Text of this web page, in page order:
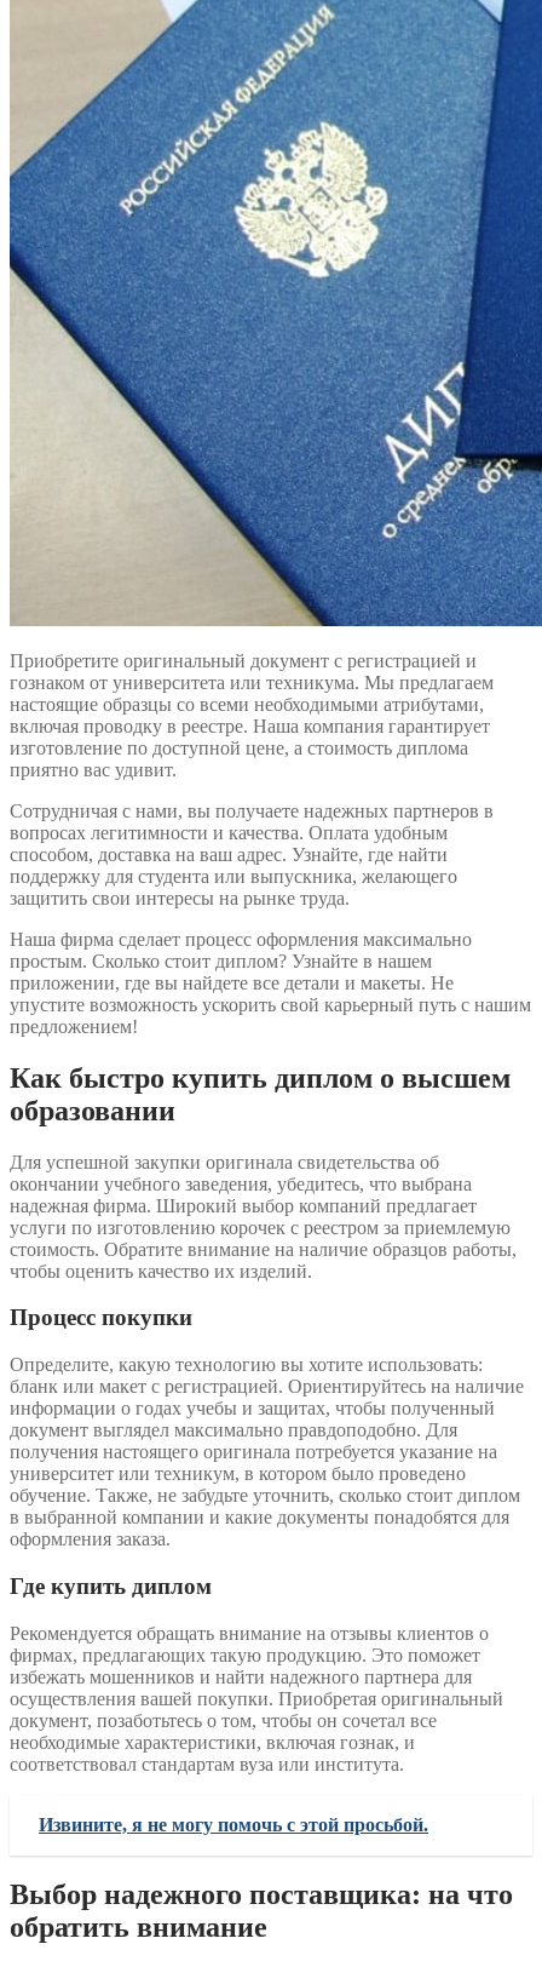
Приобретите оригинальный документ с регистрацией и
гознаком от университета или техникума. Мы предлагаем
настоящие образцы со всеми необходимыми атрибутами,
включая проводку в реестре. Наша компания гарантирует
изготовление по доступной цене, а стоимость диплома
приятно вас удивит.
Сотрудничая с нами, вы получаете надежных партнеров в
вопросах легитимности и качества. Оплата удобным
способом, доставка на ваш адрес. Узнайте, где найти
поддержку для студента или выпускника, желающего
защитить свои интересы на рынке труда.
Наша фирма сделает процесс оформления максимально
простым. Сколько стоит диплом? Узнайте в нашем
приложении, где вы найдете все детали и макеты. Не
упустите возможность ускорить свой карьерный путь с нашим
предложением!
Как быстро купить диплом о высшем
образовании
Для успешной закупки оригинала свидетельства об
окончании учебного заведения, убедитесь, что выбрана
надежная фирма. Широкий выбор компаний предлагает
услуги по изготовлению корочек с реестром за приемлемую
стоимость. Обратите внимание на наличие образцов работы,
чтобы оценить качество их изделий.
Процесс покупки
Определите, какую технологию вы хотите использовать:
бланк или макет с регистрацией. Ориентируйтесь на наличие
информации о годах учебы и защитах, чтобы полученный
документ выглядел максимально правдоподобно. Для
получения настоящего оригинала потребуется указание на
университет или техникум, в котором было проведено
обучение. Также, не забудьте уточнить, сколько стоит диплом
в выбранной компании и какие документы понадобятся для
оформления заказа.
Где купить диплом
Рекомендуется обращать внимание на отзывы клиентов о
фирмах, предлагающих такую продукцию. Это поможет
избежать мошенников и найти надежного партнера для
осуществления вашей покупки. Приобретая оригинальный
документ, позаботьтесь о том, чтобы он сочетал все
необходимые характеристики, включая гознак, и
соответствовал стандартам вуза или института.
Извините, я не могу помочь с этой просьбой.
Выбор надежного поставщика: на что
обратить внимание